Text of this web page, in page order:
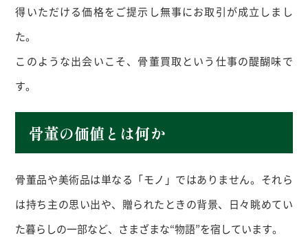
得いただける価格をご提示し無事にお取引が成立しまし
た。
このような出会いこそ、骨董買取という仕事の醍醐味で
す。
骨董の価値とは何か
骨董品や美術品は単なる「モノ」ではありません。それら
は持ち主の思い出や、贈られたときの背景、日々眺めてい
た暮らしの一部など、さまざまな“物語”を宿しています。